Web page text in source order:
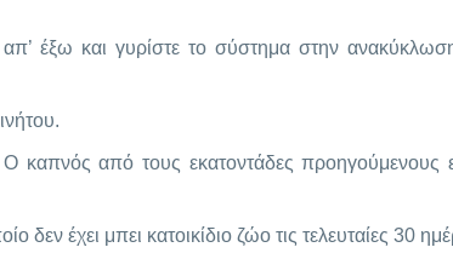
έξω και γυρίστε το σύστημα στην
καπνός από τους εκατοντάδες προηγούμενους
δεν έχει μπει κατοικίδιο ζώο τις τελευταίες 30